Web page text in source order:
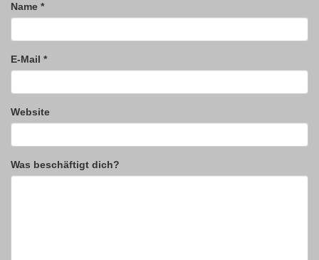
Name *
E-Mail *
Website
Was beschäftigt dich?